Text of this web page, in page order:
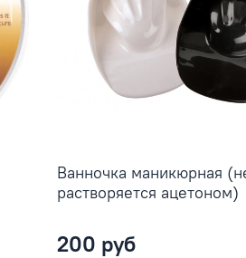
Ванночка маникюрная
растворяется ацетоном)
200 руб